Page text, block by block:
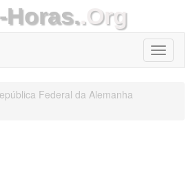
Horas..Org
Toggle
Federal da Alemanha